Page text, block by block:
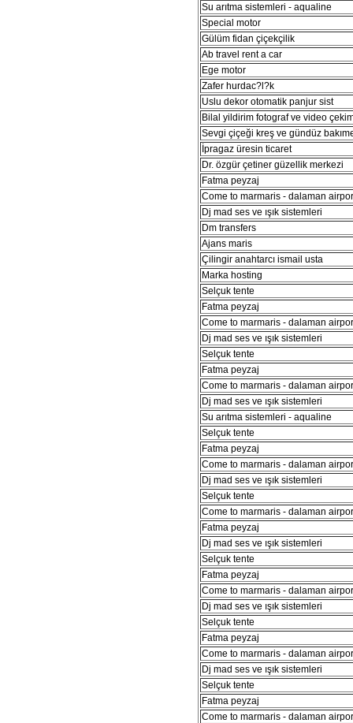
Su arıtma sistemleri - aqualine
Special motor
Gülüm fidan çiçekçilik
Ab travel rent a car
Ege motor
Zafer hurdac?l?k
Uslu dekor otomatik panjur sist
Bilal yildirim fotograf ve video
Sevgi çiçeği kreş ve gündüz
İpragaz üresin ticaret
Dr. özgür çetiner güzellik merkezi
Fatma peyzaj
Come to marmaris - dalaman
Dj mad ses ve ışık sistemleri
Dm transfers
Ajans maris
Çilingir anahtarcı ismail usta
Marka hosting
Selçuk tente
Fatma peyzaj
Come to marmaris - dalaman
Dj mad ses ve ışık sistemleri
Selçuk tente
Fatma peyzaj
Come to marmaris - dalaman
Dj mad ses ve ışık sistemleri
Su arıtma sistemleri - aqualine
Selçuk tente
Fatma peyzaj
Come to marmaris - dalaman
Dj mad ses ve ışık sistemleri
Selçuk tente
Come to marmaris - dalaman
Fatma peyzaj
Dj mad ses ve ışık sistemleri
Selçuk tente
Fatma peyzaj
Come to marmaris - dalaman
Dj mad ses ve ışık sistemleri
Selçuk tente
Fatma peyzaj
Come to marmaris - dalaman
Dj mad ses ve ışık sistemleri
Selçuk tente
Fatma peyzaj
Come to marmaris - dalaman